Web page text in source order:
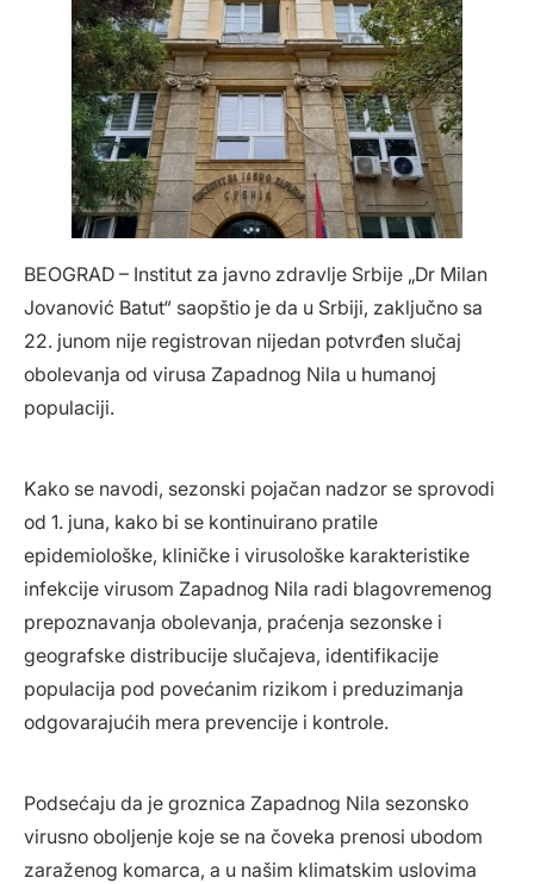
BEOGRAD – Institut za javno zdravlje Srbije „Dr Milan
Jovanović Batut“ saopštio je da u Srbiji, zaključno sa
22. junom nije registrovan nijedan potvrđen slučaj
obolevanja od virusa Zapadnog Nila u humanoj
populaciji.
Kako se navodi, sezonski pojačan nadzor se sprovodi
od 1. juna, kako bi se kontinuirano pratile
epidemiološke, kliničke i virusološke karakteristike
infekcije virusom Zapadnog Nila radi blagovremenog
prepoznavanja obolevanja, praćenja sezonske i
geografske distribucije slučajeva, identifikacije
populacija pod povećanim rizikom i preduzimanja
odgovarajućih mera prevencije i kontrole.
Podsećaju da je groznica Zapadnog Nila sezonsko
virusno oboljenje koje se na čoveka prenosi ubodom
zaraženog komarca, a u našim klimatskim uslovima